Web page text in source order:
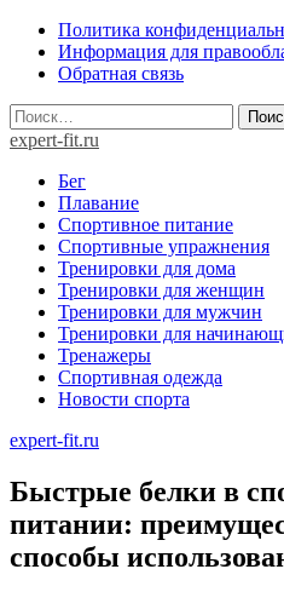
Skip
content
Политика
Информация для
Обратная связь
Найти:
expert-fit.ru
Бег
Плавание
Спортивное питание
Спортивные упражнения
Тренировки для дома
Тренировки для женщин
Тренировки для мужчин
Тренировки для
Тренажеры
Спортивная одежда
Новости спорта
expert-fit.ru
Быстрые белки в
питании:
способы